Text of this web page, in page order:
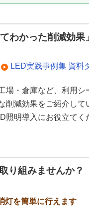
わかった削減効果
LED実践事例集 資料
場・倉庫など、利用
削減効果をご紹介し
照明導入にお役立て
り組みませんか？
灯を簡単に行えます